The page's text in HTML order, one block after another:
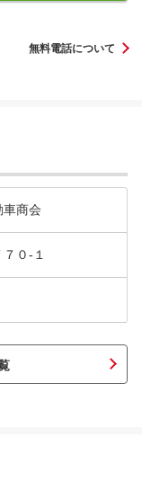
無料電話について
車商会
０‐１